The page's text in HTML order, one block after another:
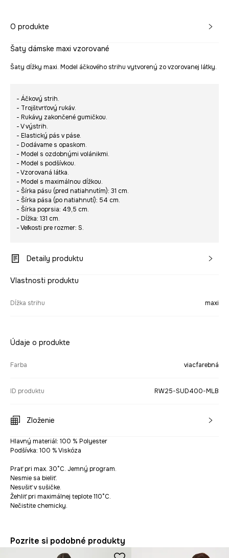
O produkte
Šaty dámske maxi vzorované
Šaty dĺžky maxi. Model áčkového strihu vytvorený zo vzorovanej látky.
- Áčkový strih.
- Trojštvrťový rukáv.
- Rukávy zakončené gumičkou.
- V výstrih.
- Elastický pás v páse.
- Dodávame s opaskom.
- Model s ozdobnými volánikmi.
- Model s podšívkou.
- Vzorovaná látka.
- Model s maximálnou dĺžkou.
- Šírka pásu (pred natiahnutím): 31 cm.
- Šírka pása (po natiahnutí): 54 cm.
- Šírka poprsia: 49,5 cm.
- Dĺžka: 131 cm.
- Veľkosti pre rozmer: S.
Detaily produktu
Vlastnosti produktu
Dĺžka strihu maxi
Údaje o produkte
Farba viacfarebná
ID produktu RW25-SUD400-MLB
Zloženie
Hlavný materiál: 100 % Polyester
Podšívka: 100 % Viskóza
Prať pri max. 30°C. Jemný program.
Nesmie sa bieliť.
Nesušiť v sušičke.
Žehliť pri maximálnej teplote 110°C.
Nečistite chemicky.
Pozrite si podobné produkty